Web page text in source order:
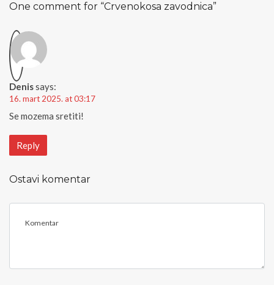
One comment for “Crvenokosa zavodnica”
Denissays:
16. mart 2025. at 03:17
Se mozema sretiti!
Reply
Ostavi komentar